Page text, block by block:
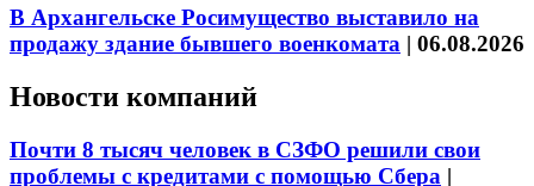
В Архангельске Росимущество выставило на
продажу здание бывшего военкомата | 06.08.2026
Новости компаний
Почти 8 тысяч человек в СЗФО решили свои
проблемы с кредитами с помощью Сбера |